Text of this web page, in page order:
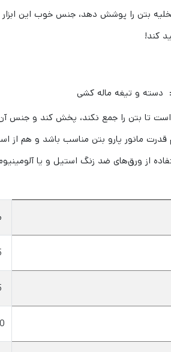
بتن را پوشش دهد، جنس خوب این
کند!
و تیغه ماله کشی
تا بتن را جمع نکند، پخش کند و جنس آن